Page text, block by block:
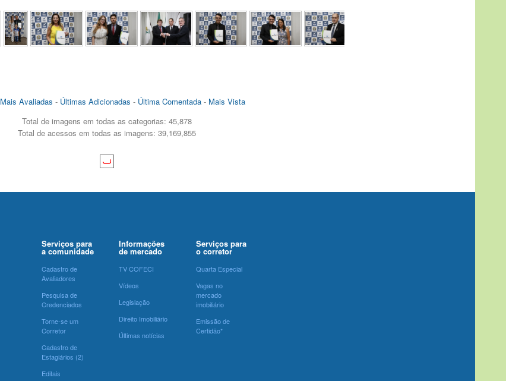
Mais Avaliadas - Últimas Adicionadas - Última Comentada- Mais Vista
Total de imagens em todas as categorias: 45,878
Total de acessos em todas as imagens: 39,169,855
Serviços para
a comunidade
Cadastro de
Avaliadores
Pesquisa de
Credenciados
Torne-se um
Corretor
Cadastro de
Estagiários (2)
Editais
Informações
de mercado
TV COFECI
Vídeos
Legislação
Direito Imobiliário
Últimas notícias
Serviços para
o corretor
Quarta Especial
Vagas no
mercado
imobiliário
Emissão de
Certidão*